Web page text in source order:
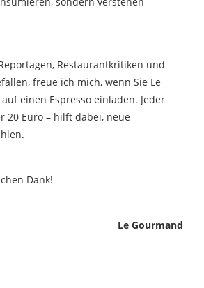
Restaurantkritiken und
freue ich mich, wenn Sie Le
einen Espresso einladen. Jeder
20 Euro – hilft dabei, neue
Dank!
Le Gourmand